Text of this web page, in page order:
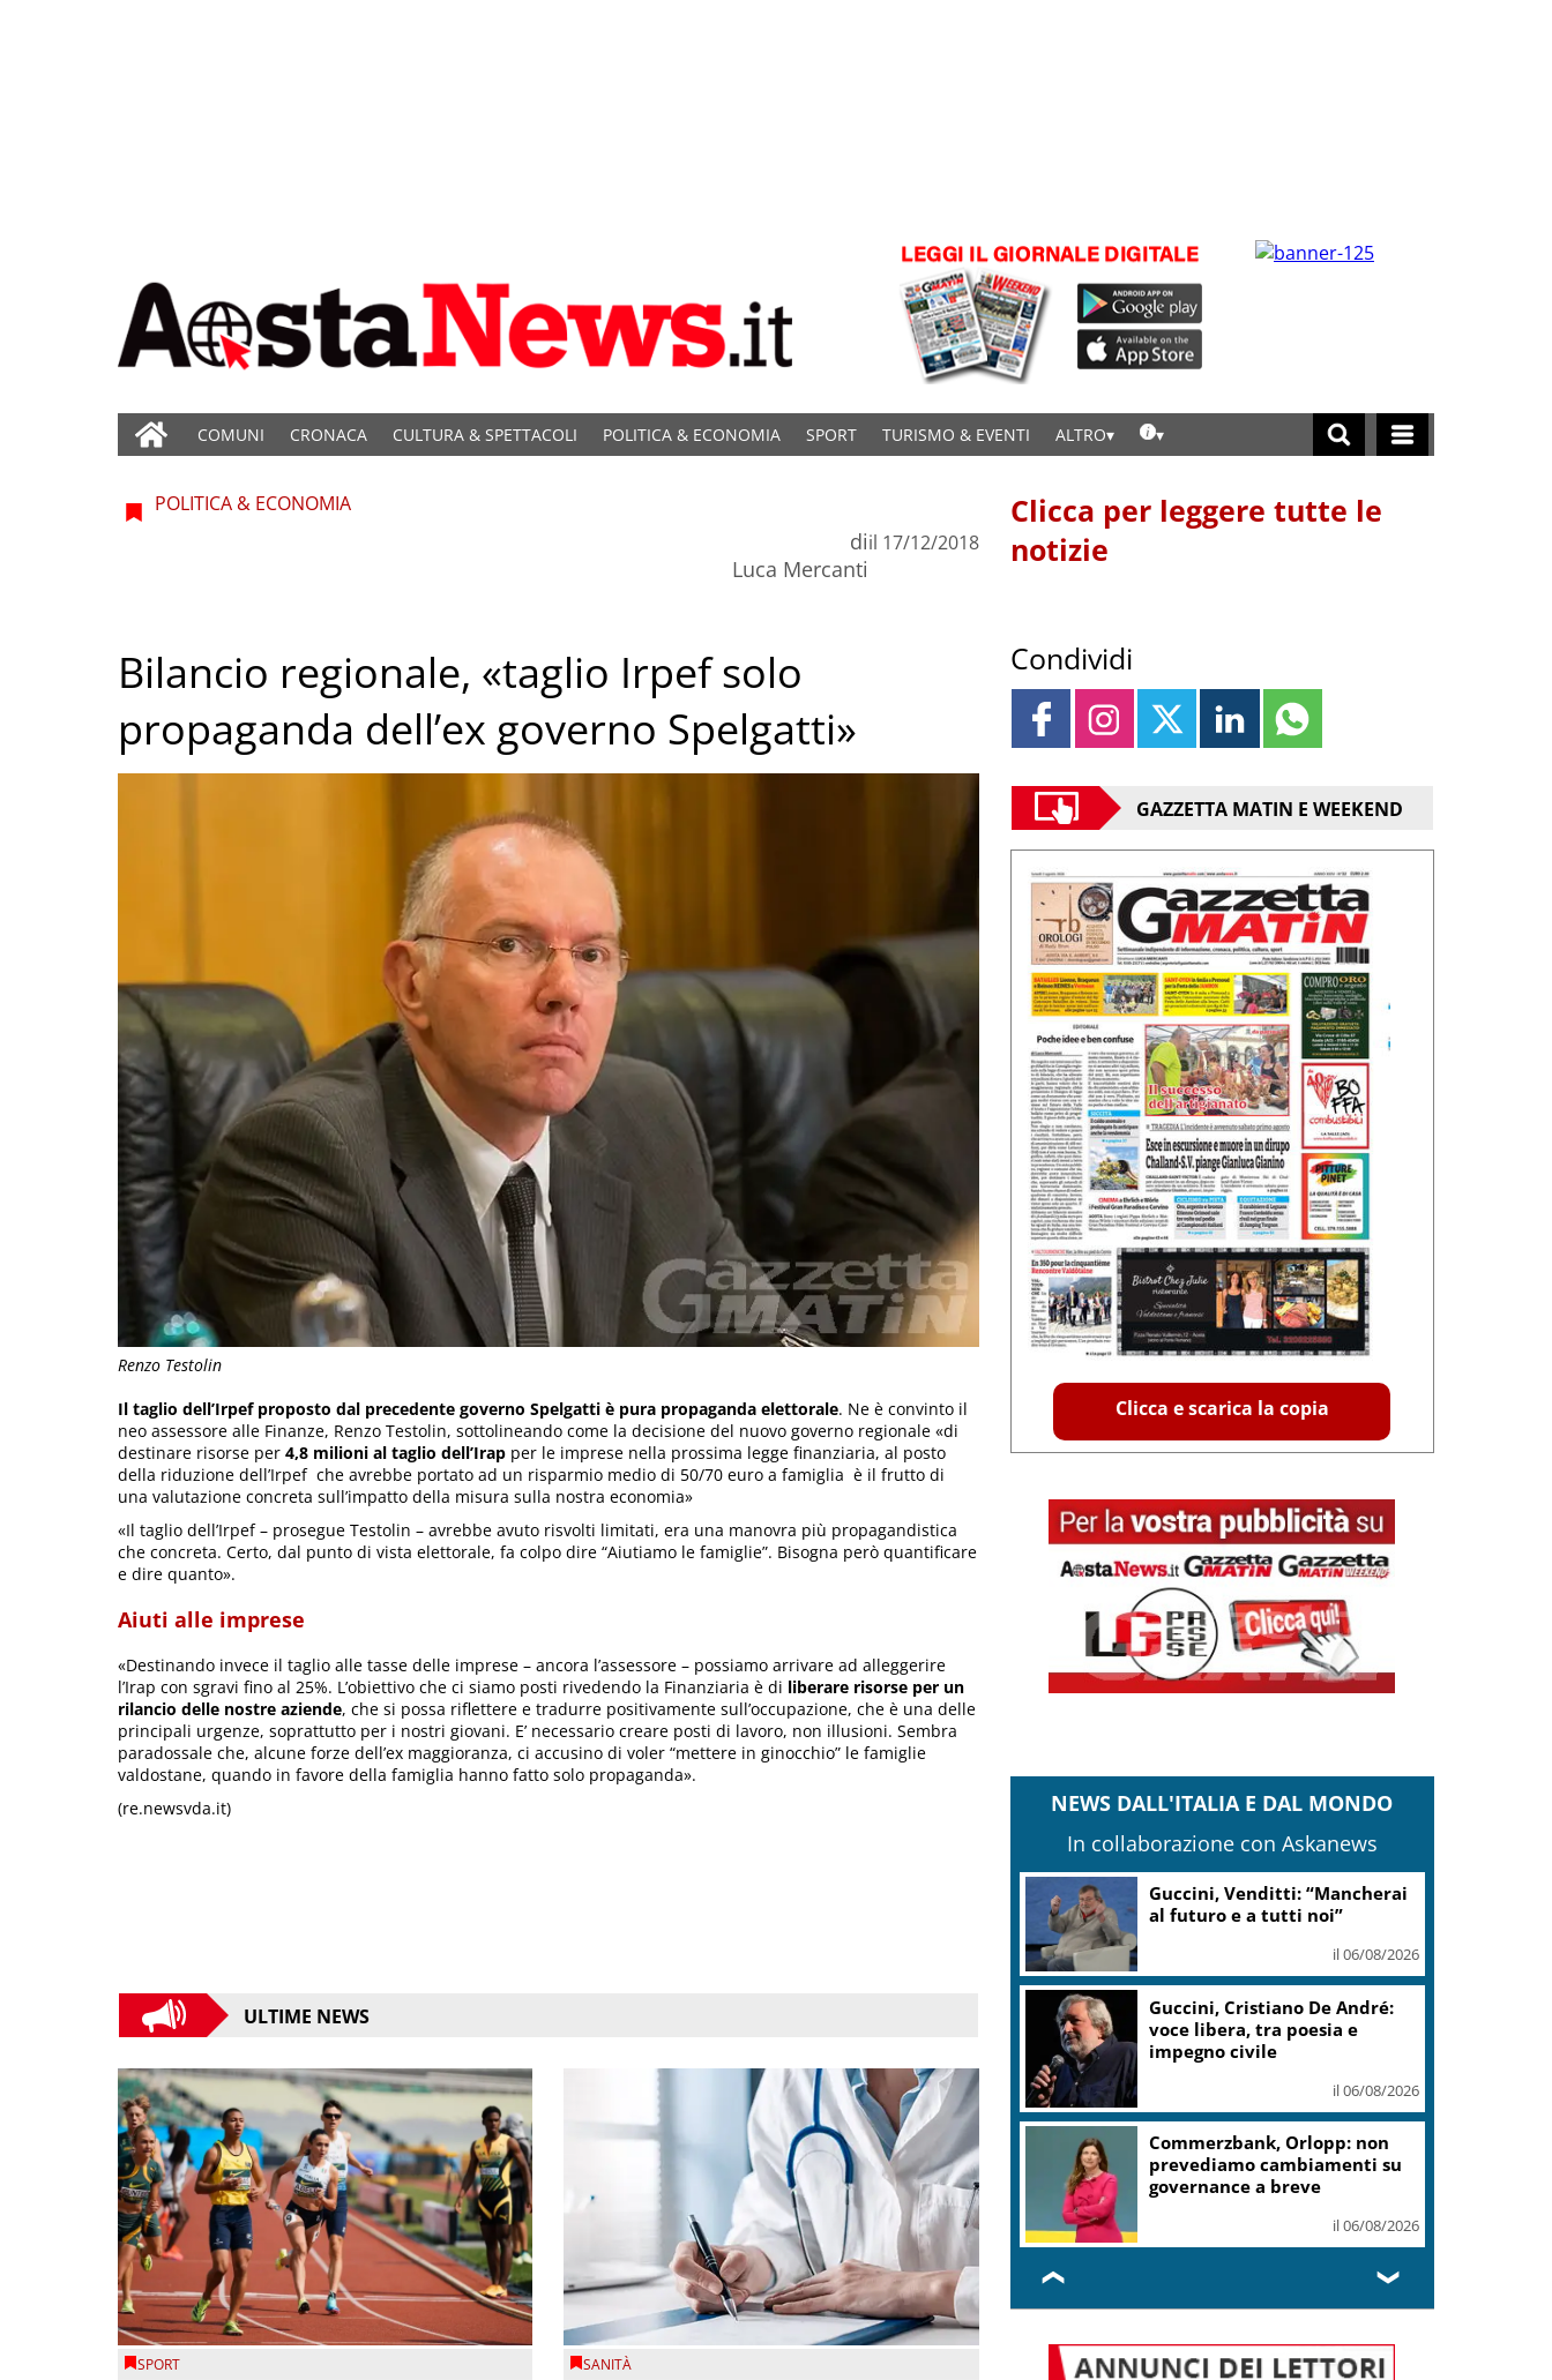
COMUNI CRONACA CULTURA & SPETTACOLI POLITICA & ECONOMIA SPORT TURISMO & EVENTI ALTRO
Renzo Testolin
POLITICA & ECONOMIA
di
Luca Mercanti
il 17/12/2018
Bilancio regionale, «taglio Irpef solo
propaganda dell’ex governo Spelgatti»
Il taglio dell’Irpef proposto dal precedente governo Spelgatti è pura propaganda elettorale. Ne è convinto il
neo assessore alle Finanze, Renzo Testolin, sottolineando come la decisione del nuovo governo regionale «di
destinare risorse per 4,8 milioni al taglio dell’Irap per le imprese nella prossima legge finanziaria, al posto
della riduzione dell’Irpef che avrebbe portato ad un risparmio medio di 50/70 euro a famiglia è il frutto di
una valutazione concreta sull’impatto della misura sulla nostra economia»
«Il taglio dell’Irpef – prosegue Testolin – avrebbe avuto risvolti limitati, era una manovra più propagandistica
che concreta. Certo, dal punto di vista elettorale, fa colpo dire “Aiutiamo le famiglie”. Bisogna però quantificare
e dire quanto».
Aiuti alle imprese
«Destinando invece il taglio alle tasse delle imprese – ancora l’assessore – possiamo arrivare ad alleggerire
l’Irap con sgravi fino al 25%. L’obiettivo che ci siamo posti rivedendo la Finanziaria è di liberare risorse per un
rilancio delle nostre aziende, che si possa riflettere e tradurre positivamente sull’occupazione, che è una delle
principali urgenze, soprattutto per i nostri giovani. E’ necessario creare posti di lavoro, non illusioni. Sembra
paradossale che, alcune forze dell’ex maggioranza, ci accusino di voler “mettere in ginocchio” le famiglie
valdostane, quando in favore della famiglia hanno fatto solo propaganda».
(re.newsvda.it)
ULTIME NEWS
SPORT SANITÀ
Clicca per leggere tutte le
notizie
Condividi
GAZZETTA MATIN E WEEKEND
Clicca e scarica la copia
NEWS DALL'ITALIA E DAL MONDO
In collaborazione con Askanews
Guccini, Venditti: “Mancherai
al futuro e a tutti noi”
il 06/08/2026
Guccini, Cristiano De André:
voce libera, tra poesia e
impegno civile
il 06/08/2026
Commerzbank, Orlopp: non
prevediamo cambiamenti su
governance a breve
il 06/08/2026
❮ ❯